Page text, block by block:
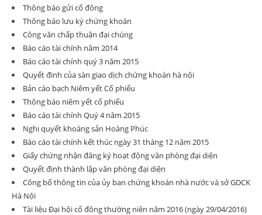
Thông báo gửi cổ đông
Thông báo lưu ký chứng khoán
Công văn chấp thuận đại chúng
Báo cáo tài chính năm 2014
Báo cáo tài chính quý 3 năm 2015
Quyết đinh của sàn giao dịch chứng khoán hà nội
Bản cáo bạch Niêm yết Cổ phiếu
Thông báo niêm yết cổ phiếu
Báo cáo tài chính Quý 4 năm 2015
Nghị quyết khoáng sản Hoàng Phúc
Báo cáo tài chính kết thúc ngày 31 tháng 12 năm 2015
Giấy chứng nhận đăng ký hoạt động văn phòng đại diện
Quyết định thành lập văn phòng đại diện
Công bố thông tin của ủy ban chứng khoán nhà nước và sở GDCK
Hà Nội
Tài liệu Đại hội cổ đông thường niên năm 2016 (ngày 29/04/2016)